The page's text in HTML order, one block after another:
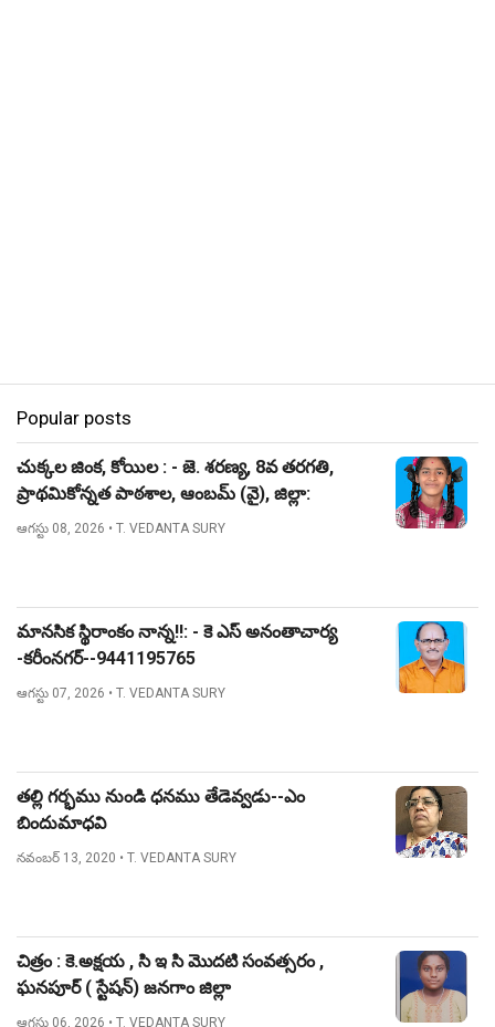
Popular posts
చుక్కల జింక, కోయిల : - జె. శరణ్య, 8వ తరగతి,
ప్రాథమికోన్నత పాఠశాల, ఆంబమ్ (వై), జిల్లా:
నిజామాబాద్.
ఆగస్టు 08, 2026 • T. VEDANTA SURY
మానసిక స్థిరాంకం నాన్న!!: - కె ఎస్ అనంతాచార్య
-కరీంనగర్--9441195765
ఆగస్టు 07, 2026 • T. VEDANTA SURY
తల్లి గర్భము నుండి ధనము తేడెవ్వడు--ఎం
బిందుమాధవి
నవంబర్ 13, 2020 • T. VEDANTA SURY
చిత్రం : కె.అక్షయ , సి ఇ సి మొదటి సంవత్సరం ,
ఘనపూర్ ( స్టేషన్) జనగాం జిల్లా
ఆగస్టు 06, 2026 • T. VEDANTA SURY